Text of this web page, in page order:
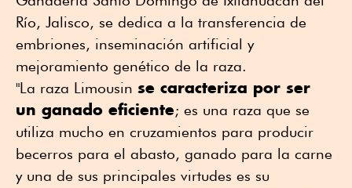
Río, Jalisco, se dedica a la transferencia de
embriones, inseminación artificial y
mejoramiento genético de la raza.
"La raza Limousin se caracteriza por ser
un ganado eficiente; es una raza que se
utiliza mucho en cruzamientos para producir
becerros para el abasto, ganado para la carne
y una de sus principales virtudes es su